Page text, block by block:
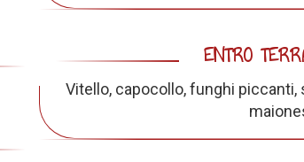
ENTRO
Vitello, capocollo, funghi